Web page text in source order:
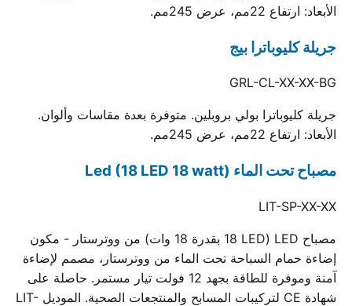
الأبعاد: ارتفاع 22مم، عرض 245مم.
جريلة كليوباترا بيج
GRL-CL-XX-XX-BG
جريلة كليوباترا بولي بروبلين. متوفرة بعدة مقاسات وألوان.
الأبعاد: ارتفاع 22مم، عرض 245مم.
مصباح تحت الماء Led (18 LED 18 watt)
LIT-SP-XX-XX
مصباح LED (18 LED بقدرة 18 وات) من ووترستار - مكون
إضاءة حمام السباحة تحت الماء من ووترستار، مصمم لإضاءة
آمنة وموفرة للطاقة بجهد 12 فولت تيار مستمر. حاصلة على
شهادة CE لتركيبات المسابح والمنتجعات الصحية. الموديل LIT-